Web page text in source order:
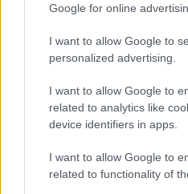
Google for online
I want to allow Google to
personalized advertising.
I want to allow Google to
related to analytics like
device identifiers in apps.
I want to allow Google to
related to functionality of